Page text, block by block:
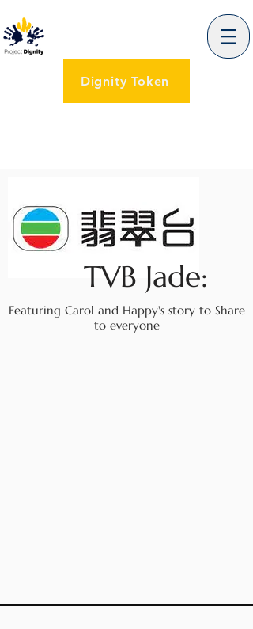
Dignity Token
TVB Jade:
Featuring Carol and Happy's story to Share
to everyone